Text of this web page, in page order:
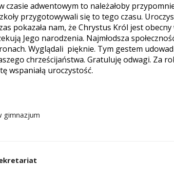
czasie adwentowym to należałoby
przygotowywali się to tego czasu.
pokazała nam, że Chrystus Król jest
Jego narodzenia. Najmłodsza
Wyglądali pięknie. Tym gestem
chrześcijaństwa. Gratuluję odwagi. Za
wspaniałą uroczystość.
gimnazjum